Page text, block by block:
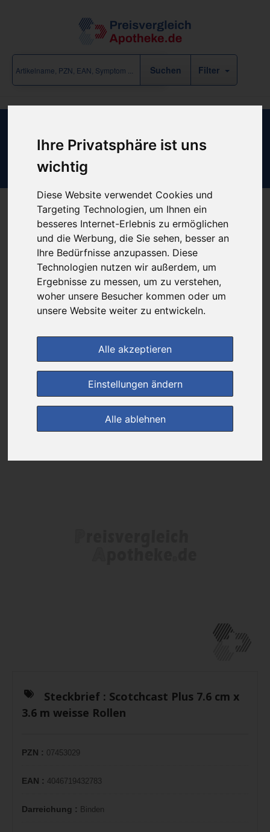
Ihre Privatsphäre ist uns
wichtig
Diese Website verwendet Cookies und
Targeting Technologien, um Ihnen ein
besseres Internet-Erlebnis zu ermöglichen
und die Werbung, die Sie sehen, besser an
Ihre Bedürfnisse anzupassen. Diese
Technologien nutzen wir außerdem, um
Ergebnisse zu messen, um zu verstehen,
woher unsere Besucher kommen oder um
unsere Website weiter zu entwickeln.
Alle akzeptieren
Einstellungen ändern
Alle ablehnen
Filter
Scotchcast Plus 7.6 cm x 3.6 m weisse
Produkt empfehlen
Kein Preis bekannt
Das gewünschte Produkt ist derzeit bei keinem unserer Partner
erhältlich.
(0) Jetzt bewerten!
zur Startseite
Preisalarm
Steckbrief : Scotchcast Plus 7.6 cm x
3.6 m weisse Rollen
PZN : 07453029
EAN : 4046719432783
Darreichung : Binden